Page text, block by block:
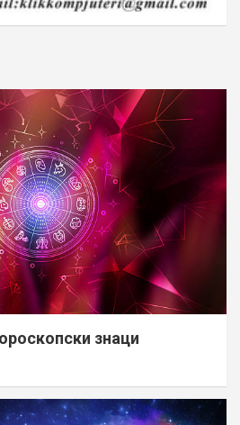
знаци